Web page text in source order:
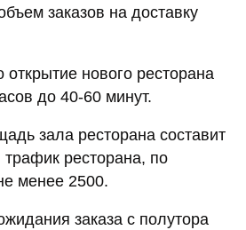
заказов на доставку
нового ресторана
до 40-60 минут.
зала ресторана составит
ресторана, по
менее 2500.
заказа с полутора